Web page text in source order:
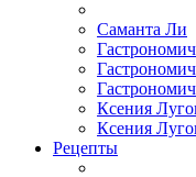
Саманта Ли
Ксения
Ксения
Рецепты